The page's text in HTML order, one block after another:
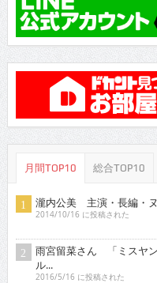
月間TOP10 総合TOP10
瀧内公美 主演・長編・
2014/10/16 に投稿された
雨宮留菜さん 「ミスヤ
ル...
2016/5/16 に投稿された